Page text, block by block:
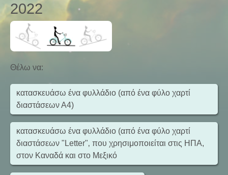
2022
Θέλω να:
κατασκευάσω ένα φυλλάδιο (από ένα φύλο χαρτί
διαστάσεων Α4)
κατασκευάσω ένα φυλλάδιο (από ένα φύλο χαρτί
διαστάσεων "Letter"‚ που χρησιμοποιείται στις ΗΠΑ,
στον Καναδά και στο Μεξικό